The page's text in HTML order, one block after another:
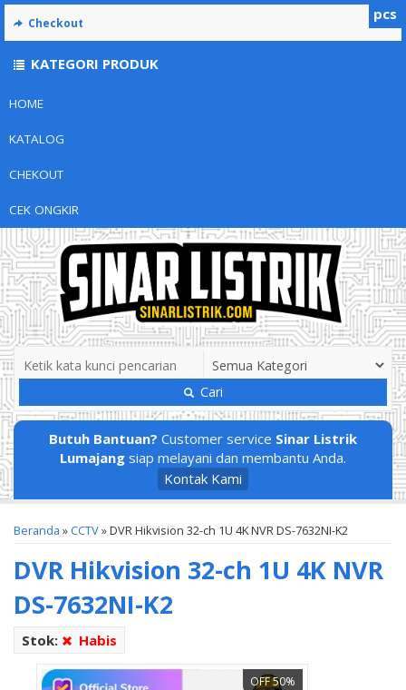
HOME
KATALOG
CHEKOUT
CEK ONGKIR
Cari
Butuh Bantuan? Customer service Sinar Listrik
Lumajang siap melayani dan membantu Anda.
Kontak Kami
Beranda » CCTV»DVR Hikvision 32-ch 1U 4K NVR DS-7632NI-K2
DVR Hikvision 32-ch 1U 4K NVR
DS-7632NI-K2
Stok: Habis
OFF 50%
pcs
Checkout
KATEGORI PRODUK